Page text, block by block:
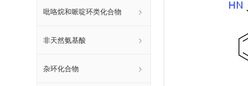
吡咯烷和哌啶环类化合物
非天然氨基酸
杂环化合物